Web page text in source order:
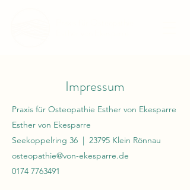
Impressum
Praxis für Osteopathie Esther von Ekesparre
Esther von Ekesparre
Seekoppelring 36 | 23795 Klein Rönnau
osteopathie@von-ekesparre.de
0174 7763491